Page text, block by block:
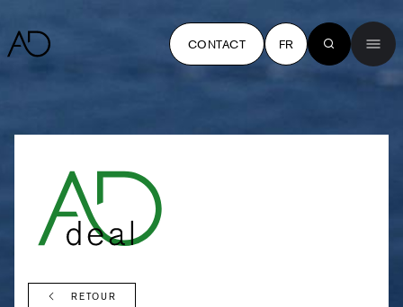
CONTACT FR
RETOUR